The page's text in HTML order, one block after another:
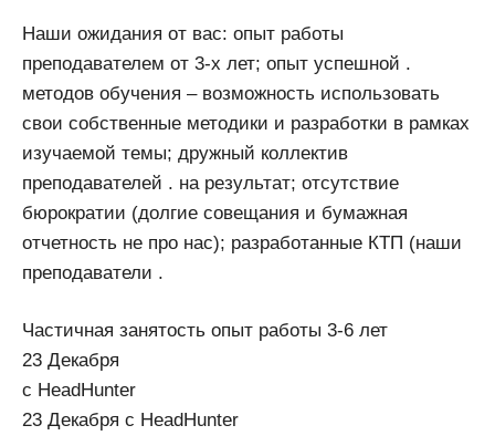
Наши ожидания от вас: опыт работы
преподавателем от 3-х лет; опыт успешной .
методов обучения – возможность использовать
свои собственные методики и разработки в рамках
изучаемой темы; дружный коллектив
преподавателей . на результат; отсутствие
бюрократии (долгие совещания и бумажная
отчетность не про нас); разработанные КТП (наши
преподаватели .
Частичная занятость опыт работы 3-6 лет
23 Декабря
с HeadHunter
23 Декабря с HeadHunter